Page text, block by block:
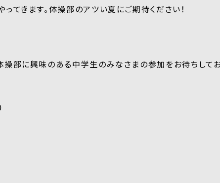
てきます。体操部のアツい夏にご期待ください！
部に興味のある中学生のみなさまの参加をお待ちしてお